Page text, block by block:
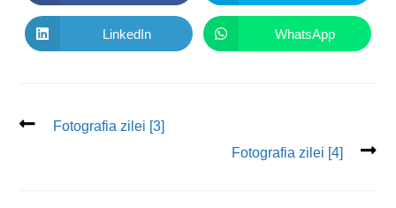
LinkedIn WhatsApp
Fotografia zilei [3]
Fotografia zilei [4]